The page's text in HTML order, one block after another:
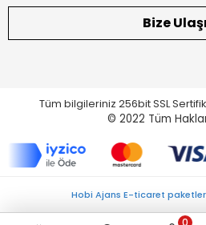
Bize
Tüm bilgileriniz 256bit SSL
© 2022 Tüm
Hobi Ajans E-ticaret paketleri